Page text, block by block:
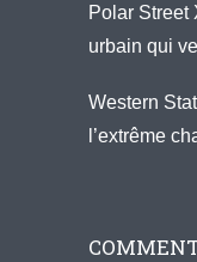
Polar Street
urbain qui
Western
l’extrême